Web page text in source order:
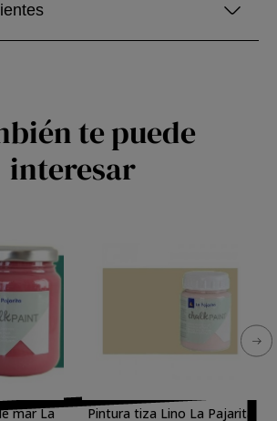
te puede
interesar
mar La Pintura tiza Lino La Pajarita